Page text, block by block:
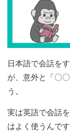
日本語で会話を
が、意外と「〇
う。
実は英語で会話
はよく使うんです